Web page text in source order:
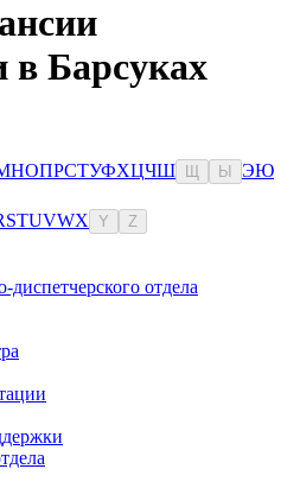
в Барсуках
НОПРСТУФХЦЧШ Ы ЭЮ
STUVWX Y Z
диспетчерского отдела